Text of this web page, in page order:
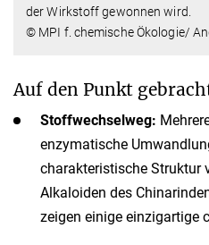
der Wirkstoff gewonnen wird.
© MPI f. chemische Ökologie/
Auf den Punkt
Stoffwechselweg:
enzymatische
charakteristische Struktur
Alkaloiden des
zeigen einige einzigartige